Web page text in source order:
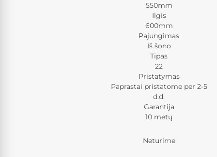
550mm
Ilgis
600mm
Pajungimas
Iš šono
Tipas
22
Pristatymas
Paprastai pristatome per 2-5
d.d.
Garantija
10 metų
Neturime